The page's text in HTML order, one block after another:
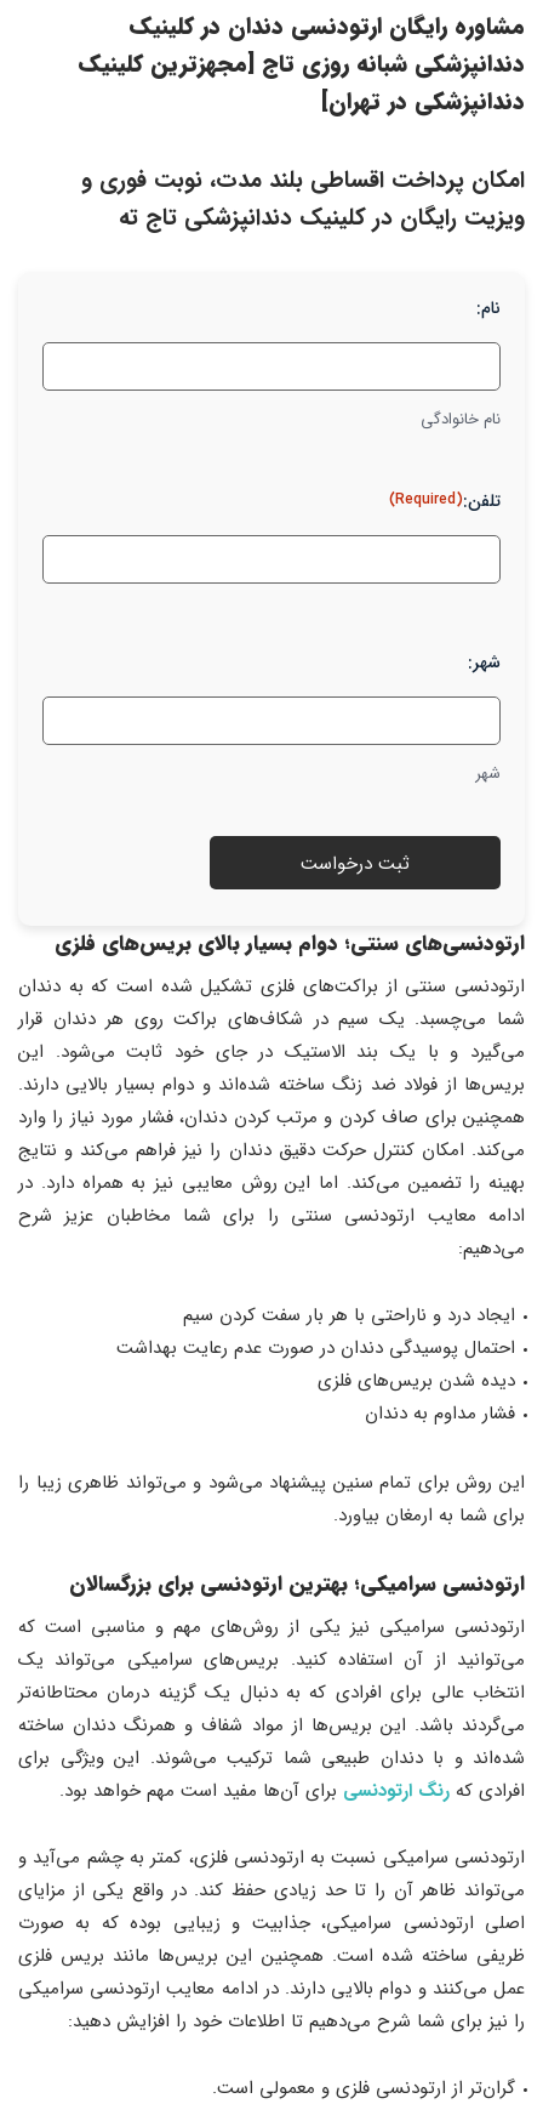
مشاوره رایگان ارتودنسی دندان در کلینیک
دندانپزشکی شبانه روزی تاج [مجهزترین کلینیک
دندانپزشکی در تهران]
امکان پرداخت اقساطی بلند مدت، نوبت فوری و
ویزیت رایگان در کلینیک دندانپزشکی تاج ته
نام:
نام خانوادگی
تلفن:(Required)
شهر:
شهر
ارتودنسی‌های سنتی؛ دوام بسیار بالای بریس‌های فلزی
ارتودنسی سنتی از براکت‌های فلزی تشکیل شده است که به دندان
شما می‌چسبد. یک سیم در شکاف‌های براکت روی هر دندان قرار
می‌گیرد و با یک بند الاستیک در جای خود ثابت می‌شود. این
بریس‌ها از فولاد ضد زنگ ساخته شده‌اند و دوام بسیار بالایی دارند.
همچنین برای صاف کردن و مرتب کردن دندان، فشار مورد نیاز را وارد
می‌کند. امکان کنترل حرکت دقیق دندان را نیز فراهم می‌کند و نتایج
بهینه را تضمین می‌کند. اما این روش معایبی نیز به همراه دارد. در
ادامه معایب ارتودنسی سنتی را برای شما مخاطبان عزیز شرح
می‌دهیم:
ایجاد درد و ناراحتی با هر بار سفت کردن سیم
احتمال پوسیدگی دندان در صورت عدم رعایت بهداشت
دیده شدن بریس‌های فلزی
فشار مداوم به دندان
این روش برای تمام سنین پیشنهاد می‌شود و می‌تواند ظاهری زیبا را
برای شما به ارمغان بیاورد.
ارتودنسی سرامیکی؛ بهترین ارتودنسی برای بزرگسالان
ارتودنسی سرامیکی نیز یکی از روش‌های مهم و مناسبی است که
می‌توانید از آن استفاده کنید. بریس‌های سرامیکی می‌تواند یک
انتخاب عالی برای افرادی که به دنبال یک گزینه درمان محتاطانه‌تر
می‌گردند باشد. این بریس‌ها از مواد شفاف و همرنگ دندان ساخته‌
شده‌اند و با دندان طبیعی شما ترکیب می‌شوند. این ویژگی برای
افرادی که رنگ ارتودنسی برای آن‌ها مفید است مهم خواهد بود.
ارتودنسی سرامیکی نسبت به ارتودنسی فلزی، کمتر به چشم می‌آید و
می‌تواند ظاهر آن را تا حد زیادی حفظ کند. در واقع یکی از مزایای
اصلی ارتودنسی سرامیکی، جذابیت و زیبایی بوده که به صورت
ظریفی ساخته شده است. همچنین این بریس‌ها مانند بریس فلزی
عمل می‌کنند و دوام بالایی دارند. در ادامه معایب ارتودنسی سرامیکی
را نیز برای شما شرح می‌دهیم تا اطلاعات خود را افزایش دهید:
گران‌تر از ارتودنسی فلزی و معمولی است.